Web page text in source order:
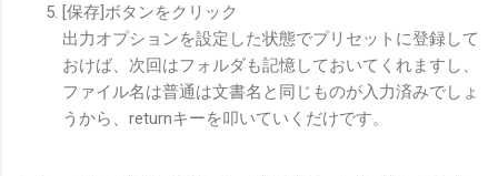
[保存]ボタンをクリック
出力オプションを設定した状態でプリセットに登録して
おけば、次回はフォルダも記憶しておいてくれますし、
ファイル名は普通は文書名と同じものが入力済みでしょ
うから、returnキーを叩いていくだけです。